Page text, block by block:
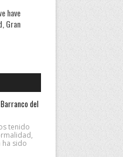
have
Gran
me preguntan la razón de mis viajes
del
tenido
ha sido